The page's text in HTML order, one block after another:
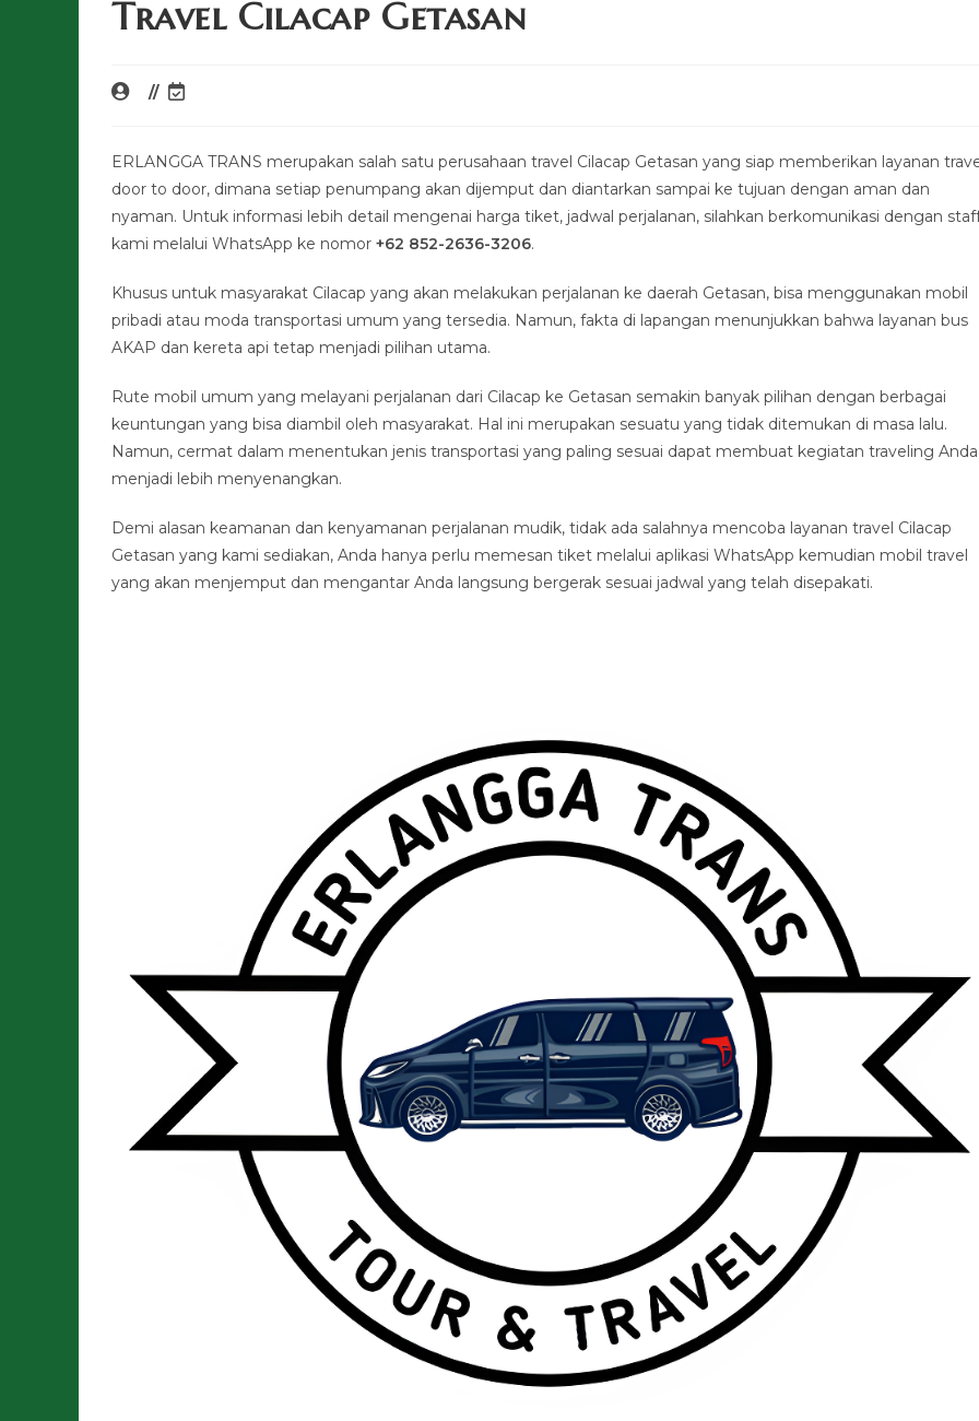
Travel Cilacap Getasan
ERLANGGA TRANS merupakan salah satu perusahaan travel Cilacap Getasan yang siap memberikan layanan
door to door, dimana setiap penumpang akan dijemput dan diantarkan sampai ke tujuan dengan aman dan
nyaman. Untuk informasi lebih detail mengenai harga tiket, jadwal perjalanan, silahkan berkomunikasi dengan
kami melalui WhatsApp ke nomor +62 852-2636-3206.
Khusus untuk masyarakat Cilacap yang akan melakukan perjalanan ke daerah Getasan, bisa menggunakan mobil
pribadi atau moda transportasi umum yang tersedia. Namun, fakta di lapangan menunjukkan bahwa layanan bus
AKAP dan kereta api tetap menjadi pilihan utama.
Rute mobil umum yang melayani perjalanan dari Cilacap ke Getasan semakin banyak pilihan dengan berbagai
keuntungan yang bisa diambil oleh masyarakat. Hal ini merupakan sesuatu yang tidak ditemukan di masa lalu.
Namun, cermat dalam menentukan jenis transportasi yang paling sesuai dapat membuat kegiatan traveling Anda
menjadi lebih menyenangkan.
Demi alasan keamanan dan kenyamanan perjalanan mudik, tidak ada salahnya mencoba layanan travel Cilacap
Getasan yang kami sediakan, Anda hanya perlu memesan tiket melalui aplikasi WhatsApp kemudian mobil travel
yang akan menjemput dan mengantar Anda langsung bergerak sesuai jadwal yang telah disepakati.